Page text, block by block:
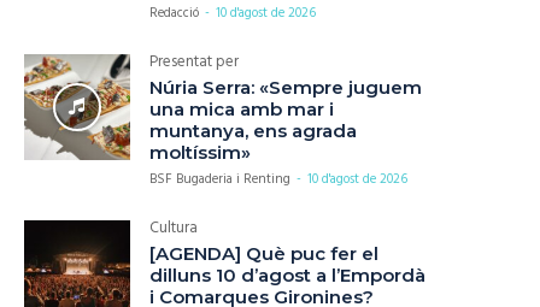
Redacció - 10 d'agost de 2026
Presentat per
Núria Serra: «Sempre juguem
una mica amb mar i
muntanya, ens agrada
moltíssim»
BSF Bugaderia i Renting - 10 d'agost de 2026
Cultura
[AGENDA] Què puc fer el
dilluns 10 d’agost a l’Empordà
i Comarques Gironines?